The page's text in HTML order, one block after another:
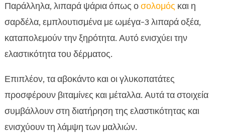
Παράλληλα, λιπαρά ψάρια όπως οσολομός και η
σαρδέλα, εμπλουτισμένα με ωμέγα-3 λιπαρά οξέα,
καταπολεμούν την ξηρότητα. Αυτό ενισχύει την
ελαστικότητα του δέρματος.
Επιπλέον, τα αβοκάντο και οι γλυκοπατάτες
προσφέρουν βιταμίνες και μέταλλα. Αυτά τα στοιχεία
συμβάλλουν στη διατήρηση της ελαστικότητας και
ενισχύουν τη λάμψη των μαλλιών.